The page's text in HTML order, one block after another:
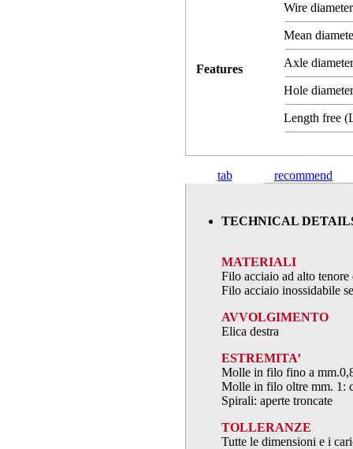
Features
Wire
Mean
Axle
Hole
Length free
tab recommend
TECHNICAL
MATERIALI
Filo acciaio ad alto
Filo acciaio inossidabile
AVVOLGIMENTO
Elica destra
ESTREMITA’
Molle in filo fino a
Molle in filo oltre mm. 1:
Spirali: aperte troncate
TOLLERANZE
Tutte le dimensioni e i